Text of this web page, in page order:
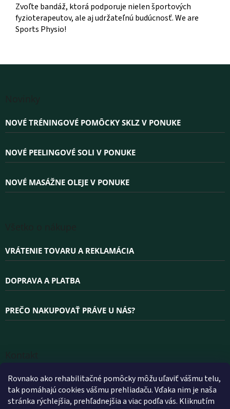
Rovnako ako rehabilitačné pomôcky môžu uľaviť vášmu telu,
tak pomáhajú cookies vášmu prehliadaču. Vďaka nim je naša
stránka rýchlejšia, prehľadnejšia a viac podľa vás. Kliknutím
Zvoľte bandáž, ktorá podporuje nielen športových
fyzioterapeutov, ale aj udržateľnú budúcnosť. We are
Sports Physio!
NOVÉ TRÉNINGOVÉ POMÔCKY SKLZ V PONUKE
NOVÉ PEELINGOVÉ SOLI V PONUKE
NOVÉ MASÁŽNE OLEJE V PONUKE
VRÁTENIE TOVARU A REKLAMÁCIA
DOPRAVA A PLATBA
PREČO NAKUPOVAŤ PRÁVE U NÁS?
INFO@WELLEA.SK
+420 800 200 900